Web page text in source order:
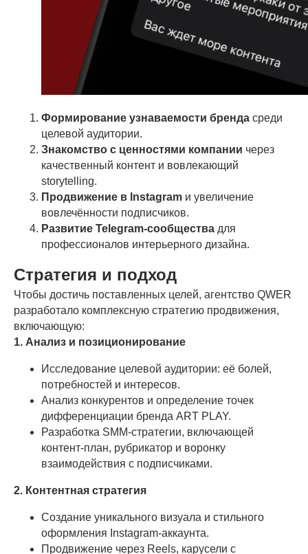
Формирование узнаваемости бренда среди
целевой аудитории.
Знакомство с ценностями компании через
качественный контент и вовлекающий
storytelling.
Продвижение в Instagram и увеличение
вовлечённости подписчиков.
Развитие Telegram-сообщества для
профессионалов интерьерного дизайна.
Стратегия и подход
Чтобы достичь поставленных целей, агентство QWER
разработало комплексную стратегию продвижения,
включающую:
1. Анализ и позиционирование
Исследование целевой аудитории: её болей,
потребностей и интересов.
Анализ конкурентов и определение точек
дифференциации бренда ART PLAY.
Разработка SMM-стратегии, включающей
контент-план, рубрикатор и воронку
взаимодействия с подписчиками.
2. Контентная стратегия
Создание уникального визуала и стильного
оформления Instagram-аккаунта.
Продвижение через Reels, карусели с